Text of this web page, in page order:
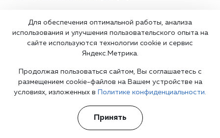
Мыларщиков Илья Андреевич
Психиатр-нарколог
Профессиональная подготовка
Высшее медицинское образование. Регулярное повышение
квалификации и клиническая практика.
Выезд врача на дом
Рекомендации по дальнейшим шагам
Для обеспечения оптимальной работы, анализа
использования и улучшения пользовательского опыта на
сайте используются технологии cookie и сервис
Яндекс.Метрика.
Продолжая пользоваться сайтом, Вы соглашаетесь с
размещением cookie-файлов на Вашем устройстве на
условиях, изложенных в
Политике конфиденциальности.
Принять